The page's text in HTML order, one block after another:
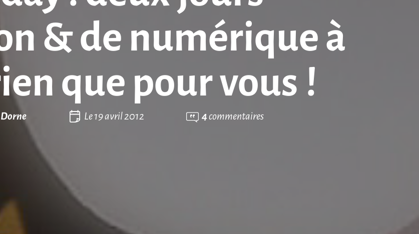
& de numérique à
que pour vous !
Le19 avril 2012 4commentaires